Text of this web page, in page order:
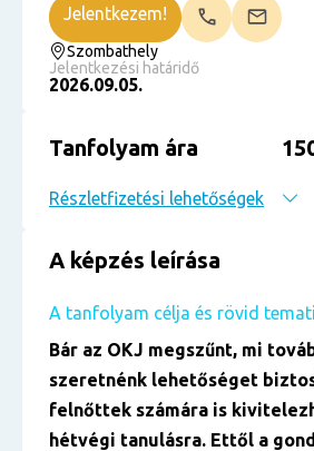
Szombathely
Jelentkezési határidő
2026.09.05.
Jelentkezem!
Tanfolyam ára
Részletfizetési lehetőségek
A képzés leírása
A tanfolyam célja és rövid
Bár az OKJ megszűnt, mi
szeretnénk lehetőséget
felnőttek számára is
hétvégi tanulásra. Ettől a